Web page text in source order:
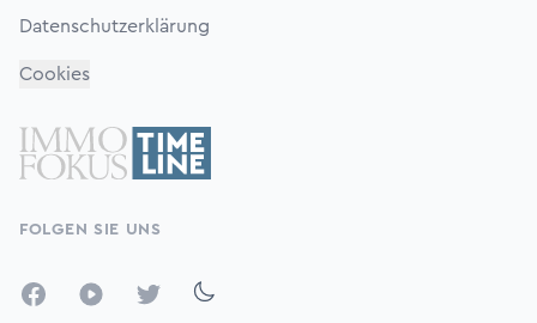
Datenschutzerklärung
Cookies
FOLGEN SIE UNS
FacebookYouTubeTwitter